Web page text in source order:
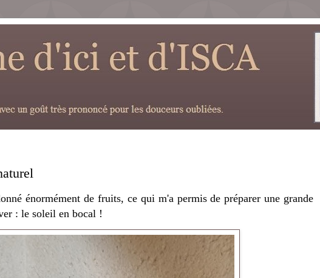
énormément de fruits, ce qui m'a permis de préparer une grande
: le soleil en bocal !